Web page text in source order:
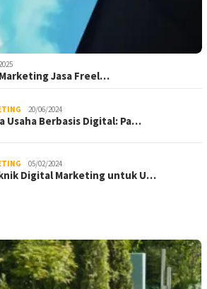
Jasa Freel…
20/06/2024
Usaha Berbasis Digital: Pa…
05/02/2024
Digital Marketing untuk U…